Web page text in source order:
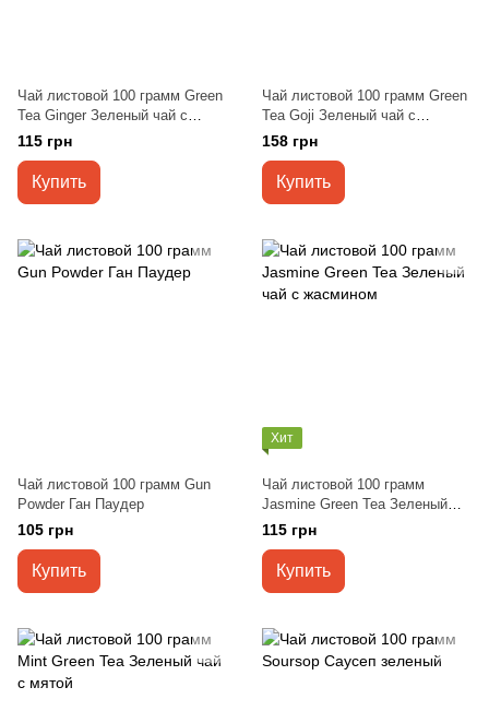
Чай листовой 100 грамм Green
Tea Ginger Зеленый чай с
имбирем
115 грн
Купить
Чай листовой 100 грамм Green
Tea Goji Зеленый чай с
ягодами годжи
158 грн
Купить
Чай листовой 100 грамм Gun
Powder Ган Паудер
105 грн
Купить
Хит
Чай листовой 100 грамм
Jasmine Green Tea Зеленый
чай с жасмином
115 грн
Купить